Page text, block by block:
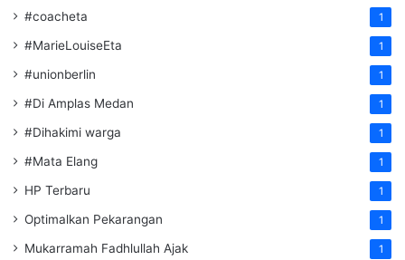
#coacheta 1
#MarieLouiseEta 1
#unionberlin 1
#Di Amplas Medan 1
#Dihakimi warga 1
#Mata Elang 1
HP Terbaru 1
Optimalkan Pekarangan 1
Mukarramah Fadhlullah Ajak 1